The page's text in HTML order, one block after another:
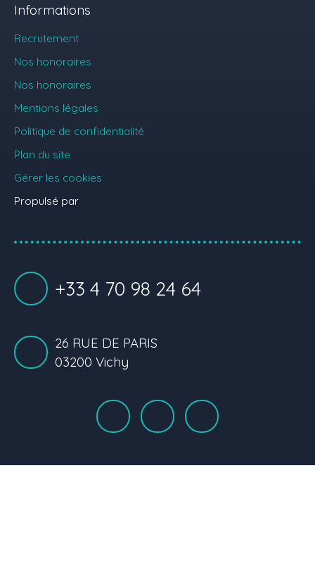
Informations
Recrutement
Nos honoraires
Nos honoraires
Mentions légales
Politique de confidentialité
Plan du site
Gérer les cookies
Propulsé par
+33 4 70 98 24 64
26 RUE DE PARIS
03200 Vichy